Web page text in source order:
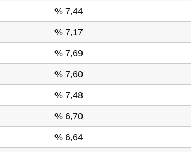
% 7,44
% 7,17
% 7,69
% 7,60
% 7,48
% 6,70
% 6,64